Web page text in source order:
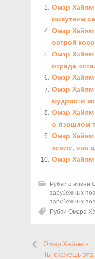
Омар Хайям
минутном
Омар Хайям
острой
Омар
отрада
Омар Хайям
Омар Хайям
мудрости
Омар Хайям
о прошлом
Омар Хайям
земле, она
Омар Хайям
Рубаи о жизни
зарубежных
зарубежных
Рубаи Омара
Омар Хайям -
Ты скажешь эта